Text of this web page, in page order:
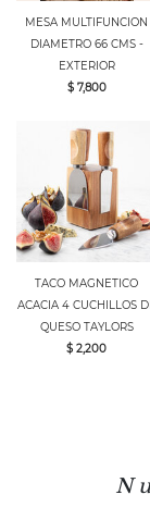
MESA MULTIFUNCION
DIAMETRO 66 CMS -
EXTERIOR
$ 7,800
TACO MAGNETICO
ACACIA 4 CUCHILLOS
QUESO TAYLORS
$ 2,200
N